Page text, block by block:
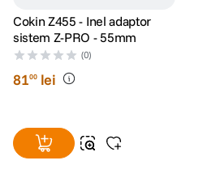
Cokin Z455 - Inel adaptor
sistem Z-PRO - 55mm
(0)
8100 lei